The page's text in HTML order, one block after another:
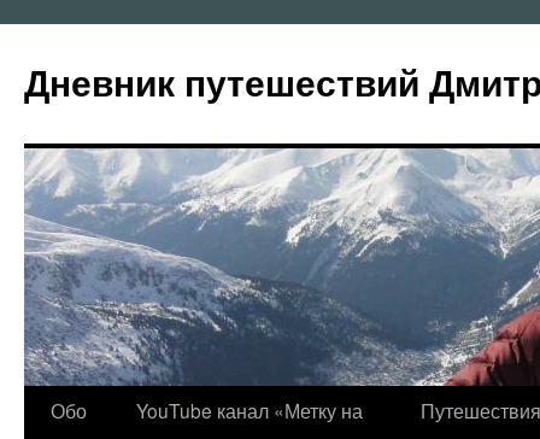
содержимому
Дневник путешествий
Обо
YouTube канал «Метку на